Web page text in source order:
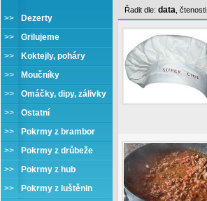
>>
Dezerty
>>
Grilujeme
>>
Koktejly, poháry
>>
Moučníky
>>
Omáčky, dipy, zálivky
>>
Ostatní
>>
Pokrmy z brambor
>>
Pokrmy z drůbeže
>>
Pokrmy z hub
>>
Pokrmy z luštěnin
Řadit dle: data čtenosti